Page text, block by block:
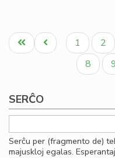
Pagination
Unua
paĝo
Antaŭa
paĝo
Paĝo
1 2
Paĝo
8 9
SERĈO
Serĉu per (fragmento de)
majuskloj egalas.